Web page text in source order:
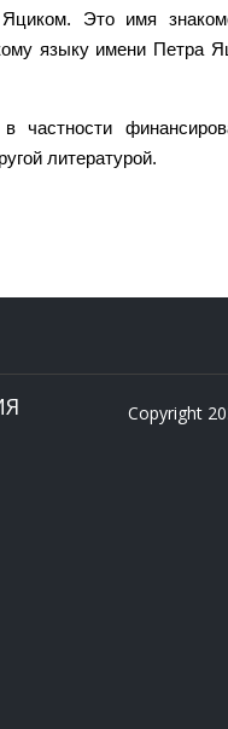
Яциком. Это имя
языку имени Петра
частности
литературой.
Copyright